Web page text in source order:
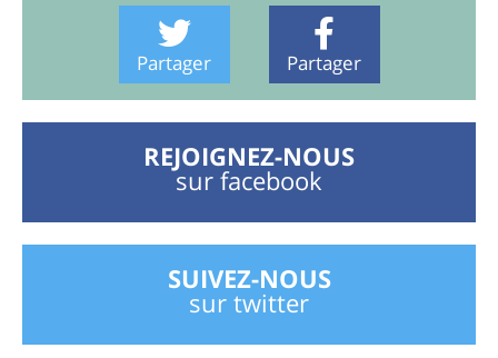
Partager Partager
REJOIGNEZ-NOUS
sur facebook
SUIVEZ-NOUS
sur twitter